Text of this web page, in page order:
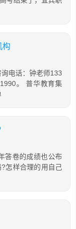
构
电话：钟老师133
。 普华教育集
答卷的成绩也公布
怎样合理的用自己